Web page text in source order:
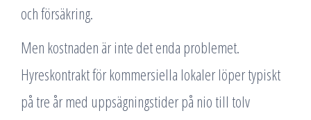
och försäkring.
Men kostnaden är inte det enda problemet.
Hyreskontrakt för kommersiella lokaler löper typiskt
på tre år med uppsägningstider på nio till tolv